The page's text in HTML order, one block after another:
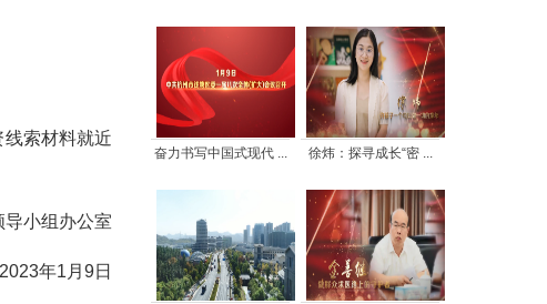
索材料就近
小组办公室
2023年1月9日
奋力书写中国式现代 ... 徐炜：探寻成长“密 ...